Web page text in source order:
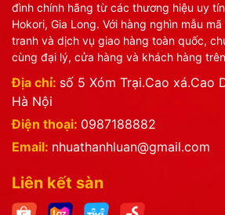
đình chính hãng từ các thương hiệu uy
Hokori, Gia Long. Với hàng nghìn mẫu
tranh và dịch vụ giao hàng toàn quốc,
cùng đại lý, cửa hàng và khách hàng
Địa chỉ: số 5 Xóm Trại.Cao xá.Cao
Hà Nội
Điện thoại: 0987188882
Email: nhuathanhluan@gmail.com
Liên kết sàn